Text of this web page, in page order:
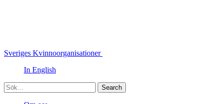
Sveriges Kvinnoorganisationer
In English
Sök